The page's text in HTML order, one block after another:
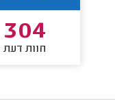
304
חוות דעת